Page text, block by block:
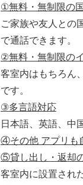
①無料・無制限の
ご家族や友人との
で通話できます。
②無料・無制限の
客室内はもちろん
です。
③多言語対応
日本語、英語、中
④その他 アプリも
⑤貸し出 し ・返却
客室内に設置され